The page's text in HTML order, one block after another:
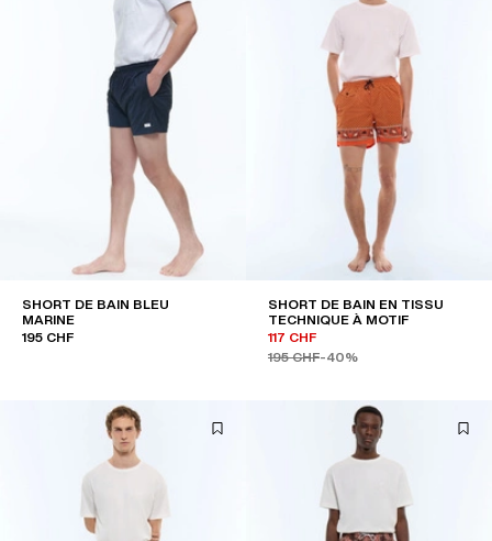
SHORT DE BAIN BLEU
MARINE
195 CHF
SHORT DE BAIN EN TISSU
TECHNIQUE À MOTIF
117 CHF
195 CHF-40%